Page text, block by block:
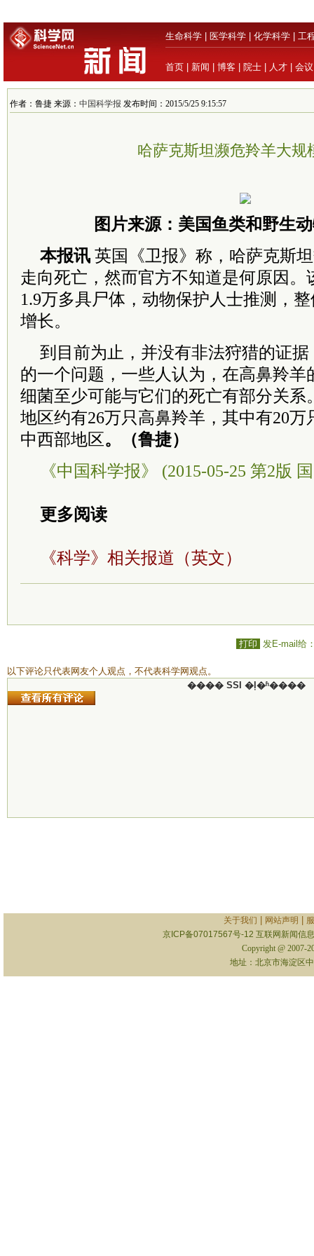
生命科学 医学科学 化学科学 工
首页 新闻 博客 院士 人才 会议
作者：鲁捷 来源： 中国科学报 发布时间：2015/5/25 9:15:57
哈萨克斯坦濒危羚羊大规
图片来源：美国鱼类和野生
本报讯 英国《卫报》称，哈萨克斯
走向死亡，然而官方不知道是何原因。
1.9万多具尸体，动物保护人士推测，
增长。
到目前为止，并没有非法狩猎的证
的一个问题，一些人认为，在高鼻羚羊
细菌至少可能与它们的死亡有部分关系
地区约有26万只高鼻羚羊，其中有20
中西部地区。（鲁捷）
《中国科学报》 (2015-05-25 第2版
更多阅读
《科学》相关报道（英文）
打印 发E-mail给
以下评论只代表网友个人观点，不代表科学网观点。
���� SSI �ļ�ʱ����
关于我们 网站声明
京ICP备07017567号-12 互联网新闻信
Copyright @ 2007-
地址：北京市海淀区